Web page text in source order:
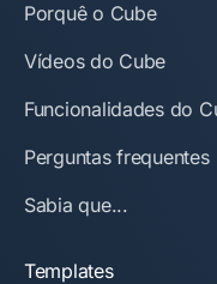
Porquê o Cube
Vídeos do Cube
Funcionalidades do
Perguntas frequentes
Sabia que...
Templates